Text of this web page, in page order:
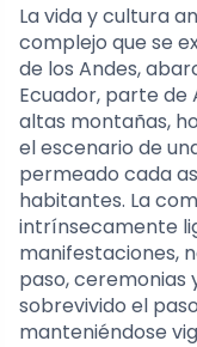
La vida y cultura
complejo que se
de los Andes,
Ecuador, parte de
altas montañas,
el escenario de
permeado cada
habitantes. La
intrínsecamente
manifestaciones,
paso, ceremonias
sobrevivido el
manteniéndose